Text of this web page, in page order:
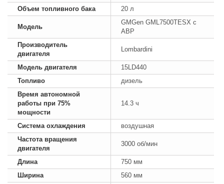
Объем топливного бака 20 л
Модель
GMGen GML7500TESX с
АВР
Производитель
двигателя
Lombardini
Модель двигателя
15LD440
Топливо
дизель
Время автономной
работы при 75%
мощности
14.3 ч
Система охлаждения
воздушная
Частота вращения
двигателя
3000 об/мин
Длина
750 мм
Ширина
560 мм